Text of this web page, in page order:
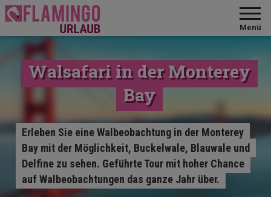
Menü
Walsafari in der Monterey
Bay
Erleben Sie eine Walbeobachtung in der Monterey
Bay mit der Möglichkeit, Buckelwale, Blauwale und
Delfine zu sehen. Geführte Tour mit hoher Chance
auf Walbeobachtungen das ganze Jahr über.